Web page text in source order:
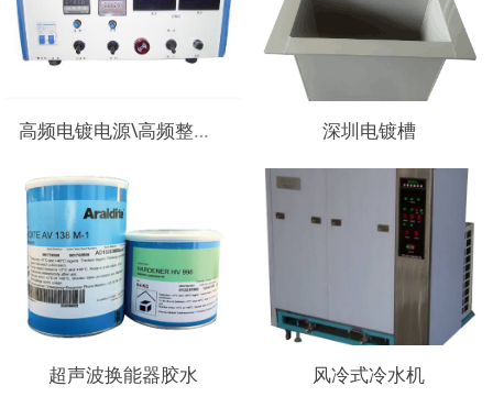
高频电镀电源\高频整流器 深圳电镀槽
超声波换能器胶水 风冷式冷水机